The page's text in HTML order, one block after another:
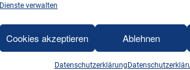
Dienste verwalten
Cookies akzeptieren Ablehnen
Datenschutzerklärung